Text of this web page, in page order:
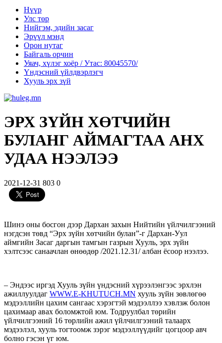
Нүүр
Улс төр
Нийгэм, эдийн засаг
Эрүүл мэнд
Орон нутаг
Байгаль орчин
Уяач, хүлэг хоёр / Утас: 80045570/
Үндэсний үйлдвэрлэгч
Хууль эрх зүй
ЭРХ ЗҮЙН ХӨТЧИЙН
БУЛАНГ АЙМАГТАА АНХ
УДАА НЭЭЛЭЭ
2021-12-31 803 0
Шинэ оны босгон дээр Дархан захын Нийтийн үйлчилгээний
нэгдсэн төвд “Эрх зүйн хөтчийн булан”-г Дархан-Уул
аймгийн Засаг даргын тамгын газрын Хууль, эрх зүйн
хэлтсээс санаачлан өнөөдөр /2021.12.31/ албан ёсоор нээлээ.
– Эндээс иргэд Хууль зүйн үндэсний хүрээлэнгээс эрхлэн
ажиллуулдаг WWW.E-KHUTUCH.MN хууль зүйн зөвлөгөө
мэдээллийн цахим сангаас хэрэгтэй мэдээллээ хэвлэж болон
цахимаар авах боломжтой юм. Тодруулбал төрийн
үйлчилгээний 16 төрлийн ажил үйлчилгээний талаарх
мэдээлэл, хууль тогтоомж зэрэг мэдээллүүдийг цогцоор авч
болно гэсэн үг юм.